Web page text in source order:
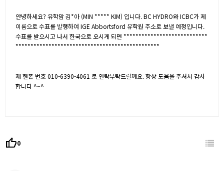
안녕하세요? 유학맘 김*아 (MIN ***** KIM) 입니다. BC HYDRO와 ICBC가 제
이름으로 수표를 발행하여 IGE Abbortsford 유학원 주소로 보낼 예정입니다.
수표를 받으시고 나서 한국으로 오시게 되면 ****************************
************************************************
제 핸폰 번호 010-6390-4061 로 연락부탁드릴께요. 항상 도움을 주셔서 감사
합니다 ^~^
thumb_up0